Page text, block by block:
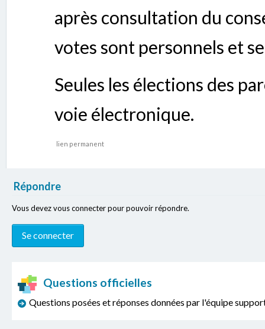
après consultation du
votes sont personnels et
Seules les élections des
voie électronique.
lien permanent
Répondre
Vous devez vous connecter pour pouvoir répondre.
Questions officielles
Questions posées et réponses données par l'équipe